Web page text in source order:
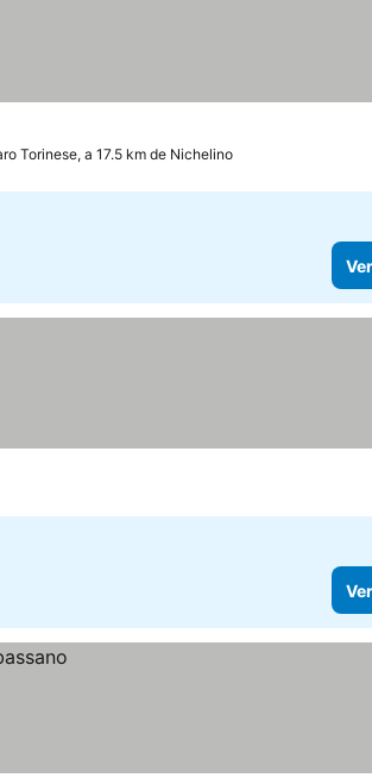
Torinese, a 17.5 km de Nichelino